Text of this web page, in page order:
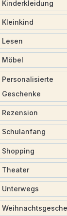
Kinderkleidung
Kleinkind
Lesen
Möbel
Personalisierte
Geschenke
Rezension
Schulanfang
Shopping
Theater
Unterwegs